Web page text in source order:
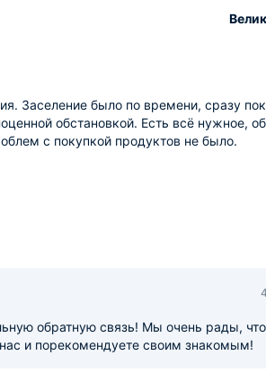
Заселение было по времени, сразу
обстановкой. Есть всё нужное,
с покупкой продуктов не было.
обратную связь! Мы очень рады,
и порекомендуете своим знакомым!